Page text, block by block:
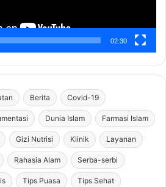
02:30
Berita Covid-19
Dunia Islam Farmasi Islam
Gizi Nutrisi Klinik Layanan
Rahasia Alam Serba-serbi
Tips Puasa Tips Sehat